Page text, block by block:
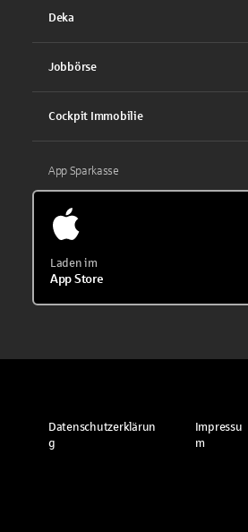
Deka
Jobbörse
Cockpit Immobilie
App Sparkasse
Laden im
App Store
Datenschutzerklärun
g
Impressu
m